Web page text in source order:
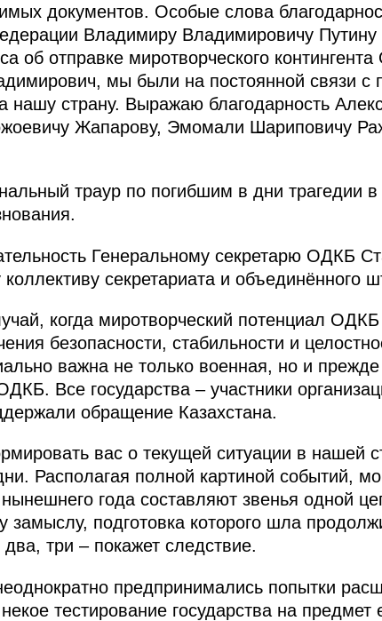
документов. Особые слова
Владимиру Владимировичу
об отправке миротворческого
мы были на постоянной связи с
нашу страну. Выражаю благодарность
Жапарову, Эмомали Шариповичу
траур по погибшим в дни трагедии в
Генеральному секретарю ОДКБ
секретариата и объединённого
когда миротворческий потенциал
безопасности, стабильности и
важна не только военная, но и
Все государства – участники
обращение Казахстана.
вас о текущей ситуации в нашей
Располагая полной картиной событий,
года составляют звенья одной
замыслу, подготовка которого шла
три – покажет следствие.
предпринимались попытки
тестирование государства на предмет